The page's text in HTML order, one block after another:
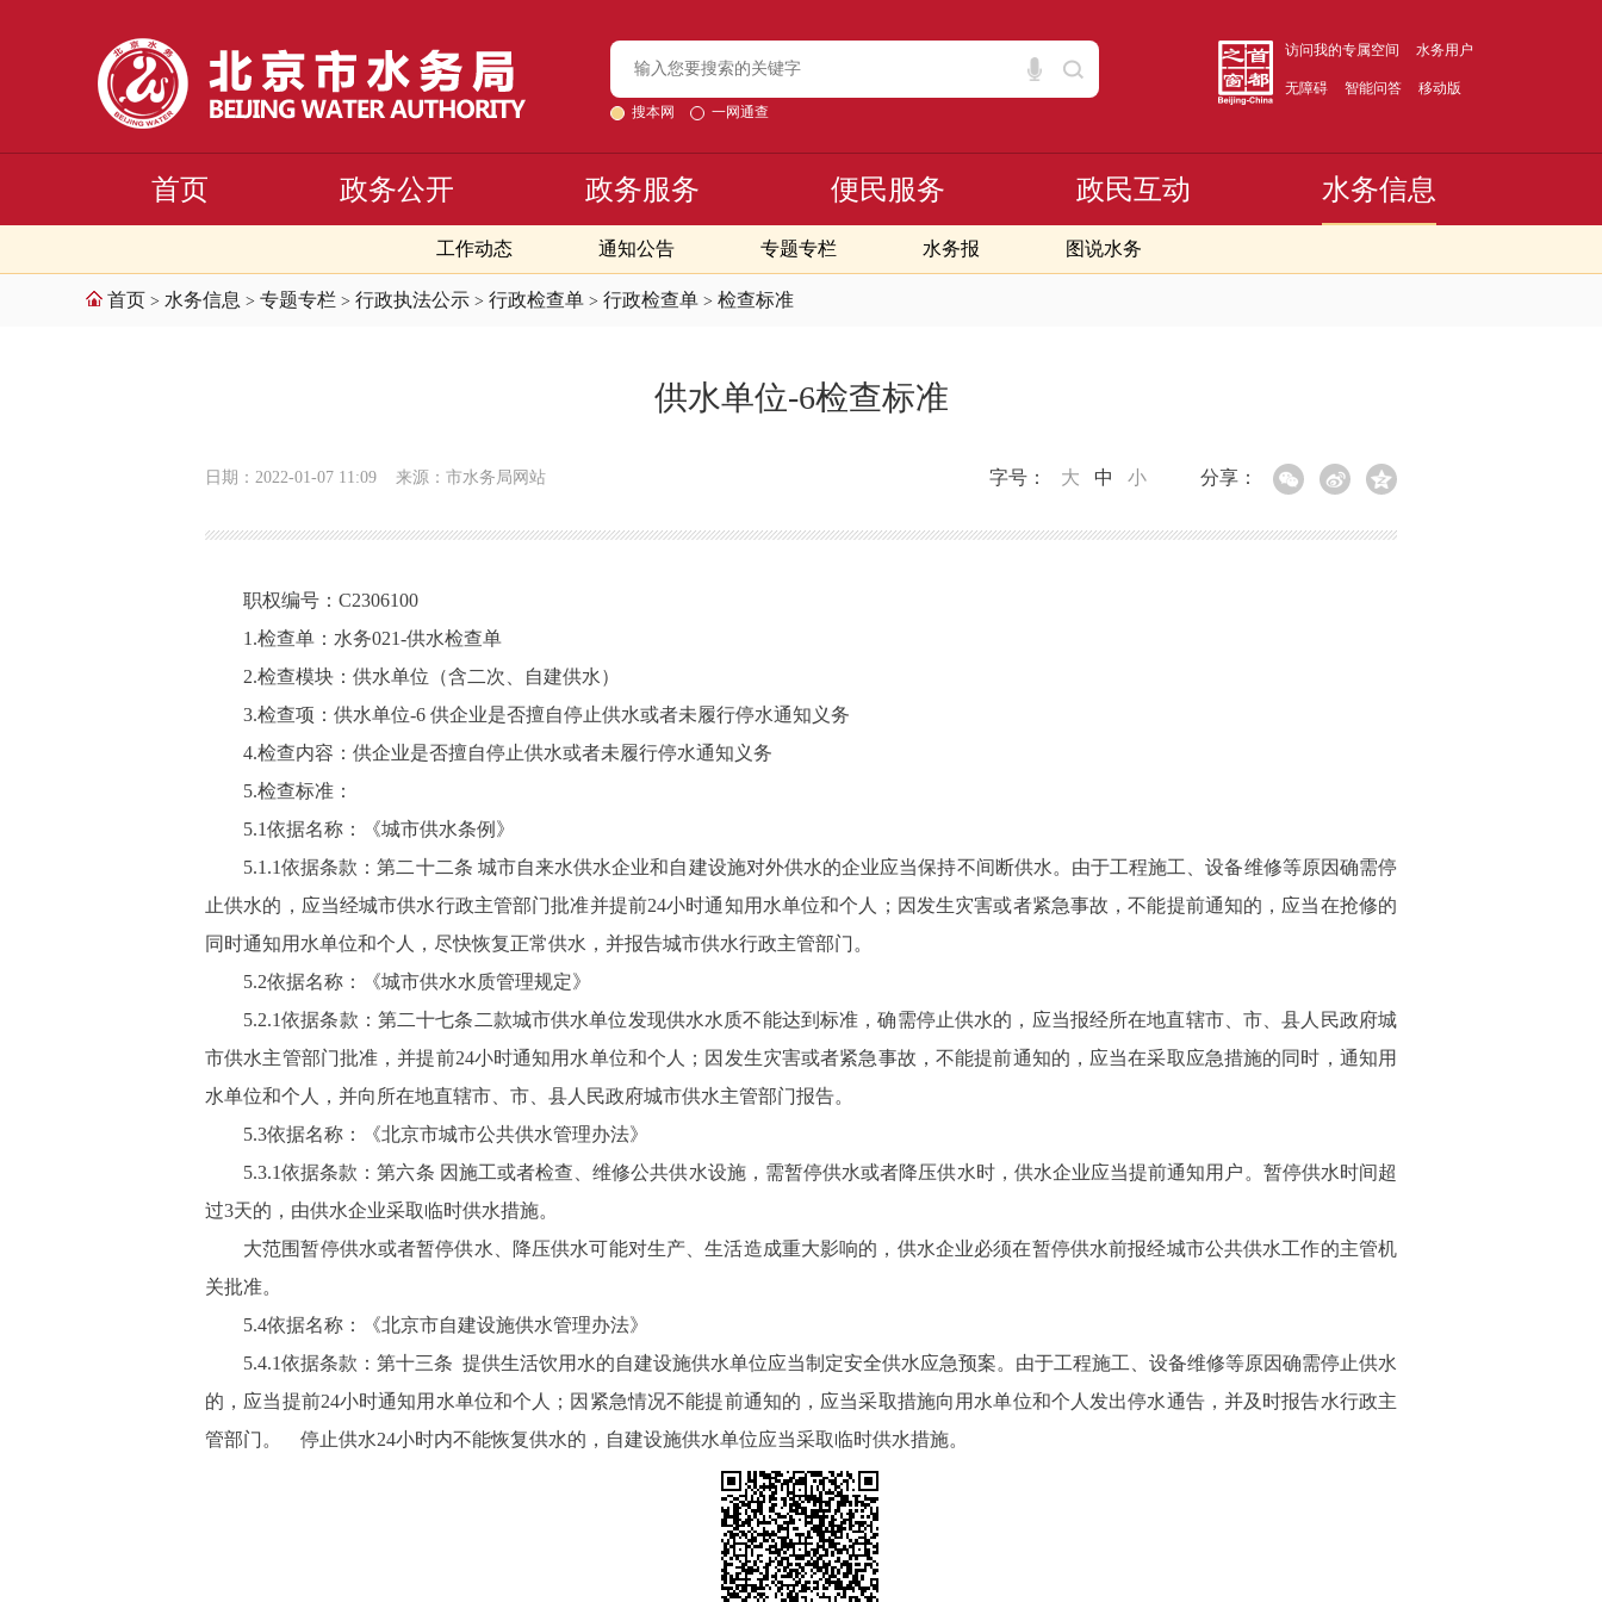
搜本网 一网通查
访问我的专属空间 水务用户
无障碍 智能问答 移动版
首页 政务公开 政务服务 便民服务 政民互动 水务信息
工作动态 通知公告 专题专栏 水务报 图说水务
首页 > 水务信息 > 专题专栏 > 行政执法公示 > 行政检查单 > 行政检查单 > 检查标准
供水单位-6检查标准
日期：2022-01-07 11:09 来源：市水务局网站 分享：
字号： 大 中 小
职权编号：C2306100
1.检查单：水务021-供水检查单
2.检查模块：供水单位（含二次、自建供水）
3.检查项：供水单位-6 供企业是否擅自停止供水或者未履行停水通知义务
4.检查内容：供企业是否擅自停止供水或者未履行停水通知义务
5.检查标准：
5.1依据名称：《城市供水条例》
5.1.1依据条款：第二十二条 城市自来水供水企业和自建设施对外供水的企业应当保持不间断供水。由于工程施工、设备维修等原因确需停
止供水的，应当经城市供水行政主管部门批准并提前24小时通知用水单位和个人；因发生灾害或者紧急事故，不能提前通知的，应当在抢修的
同时通知用水单位和个人，尽快恢复正常供水，并报告城市供水行政主管部门。
5.2依据名称：《城市供水水质管理规定》
5.2.1依据条款：第二十七条二款城市供水单位发现供水水质不能达到标准，确需停止供水的，应当报经所在地直辖市、市、县人民政府城
市供水主管部门批准，并提前24小时通知用水单位和个人；因发生灾害或者紧急事故，不能提前通知的，应当在采取应急措施的同时，通知用
水单位和个人，并向所在地直辖市、市、县人民政府城市供水主管部门报告。
5.3依据名称：《北京市城市公共供水管理办法》
5.3.1依据条款：第六条 因施工或者检查、维修公共供水设施，需暂停供水或者降压供水时，供水企业应当提前通知用户。暂停供水时间超
过3天的，由供水企业采取临时供水措施。
大范围暂停供水或者暂停供水、降压供水可能对生产、生活造成重大影响的，供水企业必须在暂停供水前报经城市公共供水工作的主管机
关批准。
5.4依据名称：《北京市自建设施供水管理办法》
5.4.1依据条款：第十三条 提供生活饮用水的自建设施供水单位应当制定安全供水应急预案。由于工程施工、设备维修等原因确需停止供水
的，应当提前24小时通知用水单位和个人；因紧急情况不能提前通知的，应当采取措施向用水单位和个人发出停水通告，并及时报告水行政主
管部门。 停止供水24小时内不能恢复供水的，自建设施供水单位应当采取临时供水措施。